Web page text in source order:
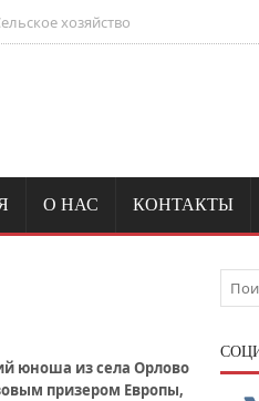
хозяйство
О НАС КОНТАКТЫ
юноша из села Орлово
призером Европы,